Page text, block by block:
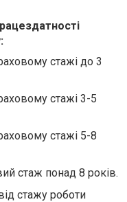
стажі до 3
стажі 3-5
стажі 5-8
стаж понад 8 років.
стажу роботи